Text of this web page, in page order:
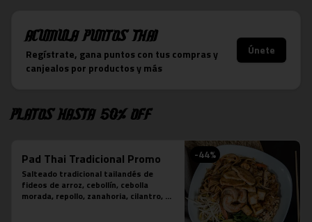
AcumulaPuntos Thai
Regístrate, gana puntos con tus compras y
canjealos por productos y más
Únete
Platos hasta 50% OFF
-44%
Pad Thai Tradicional Promo
Salteado tradicional tailandés de
fideos de arroz, cebollín, cebolla
morada, repollo, zanahoria, cilantro,